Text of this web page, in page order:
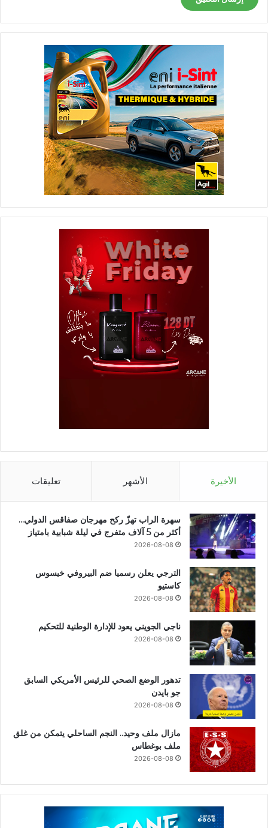
الأخيرة الأشهر تعليقات
سهرة الراب تهزّ ركح مهرجان صفاقس الدولي…
أكثر من 5 آلاف متفرج في ليلة شبابية بامتياز
2026-08-08
الترجي يعلن رسميا ضم البيروفي خيسوس
كاستيو
2026-08-08
ناجي الجويني يعود للإدارة الوطنية للتحكيم
2026-08-08
تدهور الوضع الصحي للرئيس الأمريكي السابق
جو بايدن
2026-08-08
مازال ملف وحيد.. النجم الساحلي يتمكن من غلق
ملف بوغطاس
2026-08-08